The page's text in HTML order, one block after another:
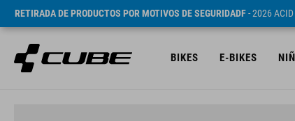
RETIRADA DE PRODUCTOS POR MOTIVOS DE SEGURIDADF- 2026
BIKES E-BIKES